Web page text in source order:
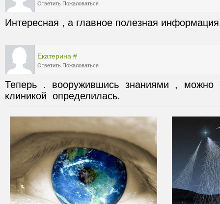
Ответить Пожаловаться
Екатерина #
Ответить Пожаловаться
Теперь . вооружившись знаниями ,
клиникой  определилась.